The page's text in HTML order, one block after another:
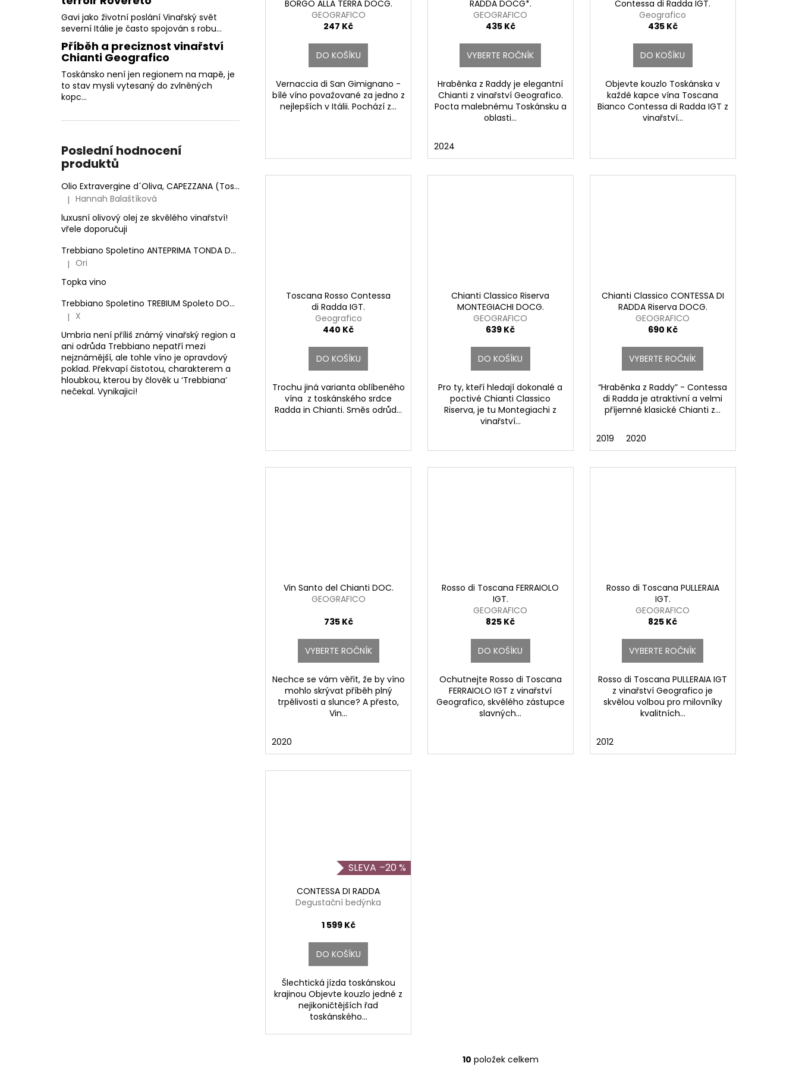
Gavi jako životní poslání Vinařský svět
severní Itálie je často spojován s robu...
Příběh a preciznost vinařství
Chianti Geografico
Toskánsko není jen regionem na mapě, je
to stav mysli vytesaný do zvlněných
kopc...
Poslední hodnocení
produktů
Olio Extravergine d´Oliva, CAPEZZANA (Toskánsko) - 0,5 l
Hodnocení produktu je 5 z 5 hvězdiček.
| Hannah Balaštíková
luxusní olivový olej ze skvělého vinařství!
vřele doporučuji
Trebbiano Spoletino ANTEPRIMA TONDA DOC.
Hodnocení produktu je 5 z 5 hvězdiček.
| Ori
Topka vino
Trebbiano Spoletino TREBIUM Spoleto DOC.
Antonelli San Marco
Hodnocení produktu je 5 z 5 hvězdiček.
| X
Umbria není příliš známý vinařský region a
ani odrůda Trebbiano nepatří mezi
nejznámější, ale tohle víno je opravdový
poklad. Překvapí čistotou, charakterem a
hloubkou, kterou by člověk u ‘Trebbiana’
nečekal. Vynikajici!
BORGO ALLA TERRA DOCG.
GEOGRAFICO
247 Kč
DO KOŠÍKU
Vernaccia di San Gimignano -
bílé víno považované za jedno z
nejlepších v Itálii. Pochází z...
RADDA DOCG*.
GEOGRAFICO
435 Kč
VYBERTE ROČNÍK
Hraběnka z Raddy je elegantní
Chianti z vinařství Geografico.
Pocta malebnému Toskánsku a
oblasti...
2024
Contessa di Radda IGT.
Geografico
435 Kč
DO KOŠÍKU
Objevte kouzlo Toskánska v
každé kapce vína Toscana
Bianco Contessa di Radda IGT z
vinařství...
Toscana Rosso Contessa
di Radda IGT.
Geografico
440 Kč
DO KOŠÍKU
Trochu jiná varianta oblíbeného
vína z toskánského srdce
Radda in Chianti. Směs odrůd...
Chianti Classico Riserva
MONTEGIACHI DOCG.
GEOGRAFICO
639 Kč
DO KOŠÍKU
Pro ty, kteří hledají dokonalé a
poctivé Chianti Classico
Riserva, je tu Montegiachi z
vinařství...
Chianti Classico CONTESSA DI
RADDA Riserva DOCG.
GEOGRAFICO
690 Kč
VYBERTE ROČNÍK
“Hraběnka z Raddy” - Contessa
di Radda je atraktivní a velmi
příjemné klasické Chianti z...
2019 2020
Vin Santo del Chianti DOC.
GEOGRAFICO
735 Kč
VYBERTE ROČNÍK
Nechce se vám věřit, že by víno
mohlo skrývat příběh plný
trpělivosti a slunce? A přesto,
Vin...
2020
Rosso di Toscana FERRAIOLO
IGT.
GEOGRAFICO
825 Kč
DO KOŠÍKU
Ochutnejte Rosso di Toscana
FERRAIOLO IGT z vinařství
Geografico, skvělého zástupce
slavných...
Rosso di Toscana PULLERAIA
IGT.
GEOGRAFICO
825 Kč
VYBERTE ROČNÍK
Rosso di Toscana PULLERAIA IGT
z vinařství Geografico je
skvělou volbou pro milovníky
kvalitních...
2012
–20 %
CONTESSA DI RADDA
Degustační bedýnka
1 599 Kč
DO KOŠÍKU
Šlechtická jízda toskánskou
krajinou Objevte kouzlo jedné z
nejikoničtějších řad
toskánského...
10 položek celkem